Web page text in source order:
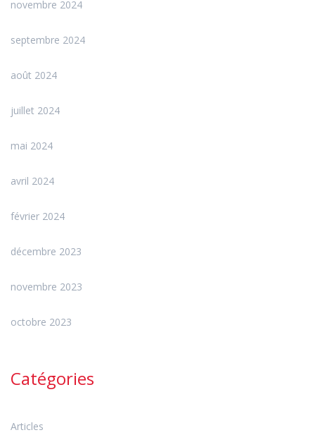
novembre 2024
septembre 2024
août 2024
juillet 2024
mai 2024
avril 2024
février 2024
décembre 2023
novembre 2023
octobre 2023
Catégories
Articles